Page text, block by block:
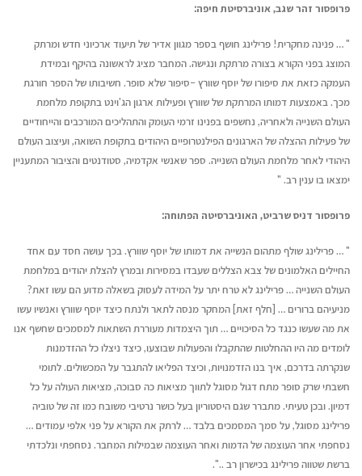
פרופסור זהר שגב, אוניברסיטת חיפה:
" … פנינה מחקרית! פרילינג חושף בספר מגוון אדיר של תיעוד ארכיוני חדש ומרתק
המוצג בפני הקורא בצורה מרתקת ונגישה. המחבר מציג לראשונה בהיקף ובמידת
העמקה כזאת את סיפורו של יוסף שוורץ –סיפור שלא סופר. חשיבותו של הספר חורגת
מכך. באמצעות דמותו המרתקת של שוורץ ופעילות ארגון הג'וינט בתקופת מלחמת
העולם השנייה ולאחריה, נחשפים בפנינו זרמי העומק והתהליכים המורכבים והייחודיים
של פעילות ההצלה של הארגונים הפילנטרופיים היהודים בתקופת השואה, ועיצוב העולם
היהודי לאחר מלחמת העולם השנייה. ספר שאנשי אקדמיה, סטודנטים והציבור המתעניין
ימצאו בו ענין רב. "
פרופסור דניס שרביט, האוניברסיטה הפתוחה:
" … פרילינג שולף מתהום הנשייה את דמותו של יוסף שוורץ. בכך עושה חסד עם אחד
החיילים האלמונים של צבא הצללים שעבדו במסירות ובמרץ להצלת יהודים במלחמת
העולם השנייה … פרילינג לא טרח יתר על המידה לעסוק בשאלה מדוע הם עשו זאת?
מניעיהם ברורים … [חלף זאת] המחקר מנסה לתאר ולנתח כיצד יוסף שוורץ ואנשיו עשו
את מה שעשו כנגד כל הסיכויים … תוך היצמדות מעוררת השתאות למסמכים שחשף אנו
לומדים מה היו ההחלטות שהתקבלו והפעולות שבוצעו, כיצד ניצלו כל ההזדמנות
שנקרתה בדרכם, איך בנו הזדמנויות, וכיצד הפליאו להתגבר על המכשולים. לתומי
חשבתי שרק סופר מתח דגול מסוגל לתווך מציאות כה סבוכה, מציאות העולה על כל
דמיון. ובכן טעיתי. מתברר שגם היסטוריון בעל כושר נרטיבי משובח כמו זה של טוביה
פרילינג מסוגל, על סמך המסמכים בלבד … לרתק את הקורא על פני אלפי עמודים …
נסחפתי אחר העוצמה של הדמות ואחר העוצמה שבמילות המחבר. נסחפתי ונלכדתי
ברשת שטווה פרילינג בכישרון רב ..".